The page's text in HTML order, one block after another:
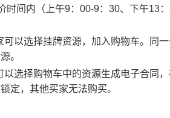
时间内（上午9：00-9：30、下午13
可以选择挂牌资源，加入购物车。同
。
以选择购物车中的资源生成电子合同
定，其他买家无法购买。